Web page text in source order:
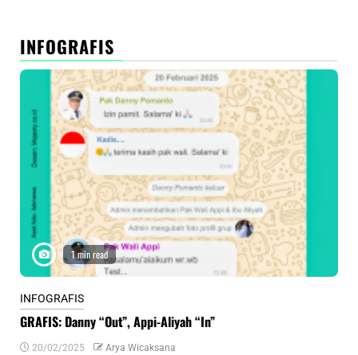
INFOGRAFIS
1 min read
INFOGRAFIS
GRAFIS: Danny “Out”, Appi-Aliyah “In”
20/02/2025 Arya Wicaksana